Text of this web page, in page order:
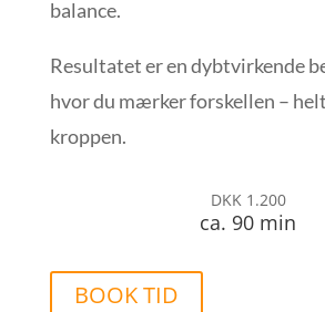
balance.
Resultatet er en dybtvirkende
hvor du mærker forskellen –
kroppen.
DKK 1.200
ca. 90 min
BOOK TID